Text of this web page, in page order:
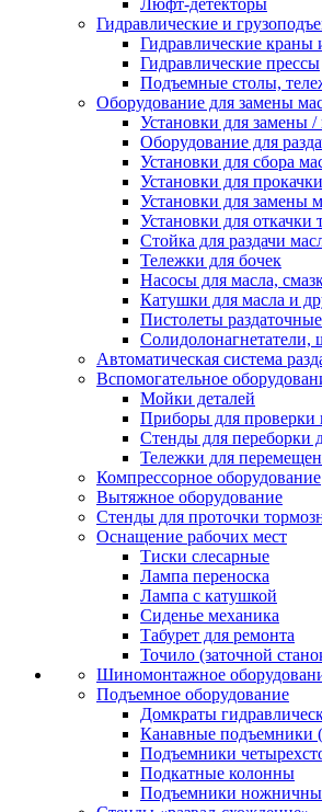
Люфт-детекторы
Гидравлические и
Гидравлические краны
Гидравлические прессы
Подъемные столы,
Оборудование для замены
Установки для замены
Оборудование для
Установки для сбора
Установки для
Установки для
Установки для откачки
Стойка для раздачи
Тележки для бочек
Насосы для масла,
Катушки для масла и
Пистолеты
Солидолонагнетатели,
Автоматическая система
Вспомогательное
Мойки деталей
Приборы для проверки
Стенды для переборки
Тележки для
Компрессорное оборудование
Вытяжное оборудование
Стенды для проточки
Оснащение рабочих мест
Тиски слесарные
Лампа переноска
Лампа с катушкой
Сиденье механика
Табурет для ремонта
Точило (заточной
Шиномонтажное
Подъемное оборудование
Домкраты
Канавные подъемники
Подъемники
Подкатные колонны
Подъемники